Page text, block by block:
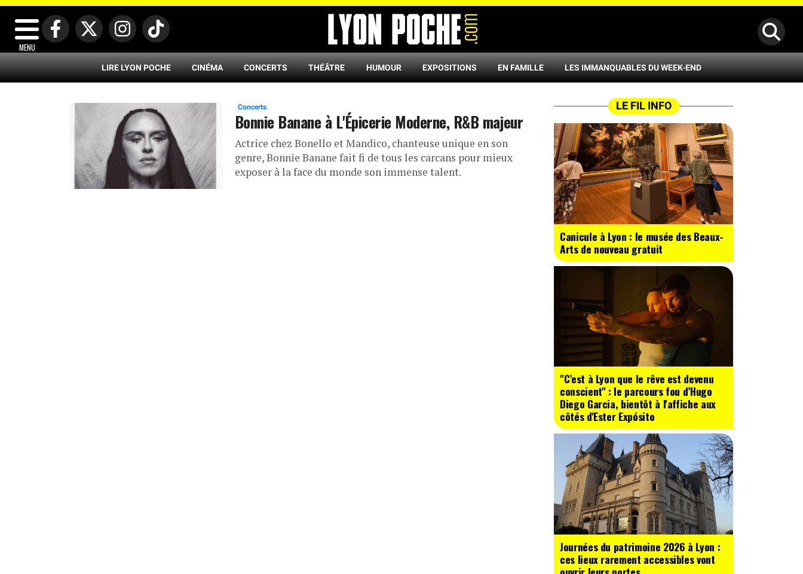
MENU
LIRE LYON POCHE CINÉMA CONCERTS THÉÂTRE HUMOUR EXPOSITIONS EN FAMILLE LES IMMANQUABLES DU WEEK-END
Concerts
Bonnie Banane à L'Épicerie Moderne, R&B majeur
Actrice chez Bonello et Mandico, chanteuse unique en son
genre, Bonnie Banane fait fi de tous les carcans pour mieux
exposer à la face du monde son immense talent.
LE FIL INFO
Canicule à Lyon : le musée des Beaux-
Arts de nouveau gratuit
"C’est à Lyon que le rêve est devenu
conscient" : le parcours fou d’Hugo
Diego Garcia, bientôt à l'affiche aux
côtés d'Ester Expósito
Journées du patrimoine 2026 à Lyon :
ces lieux rarement accessibles vont